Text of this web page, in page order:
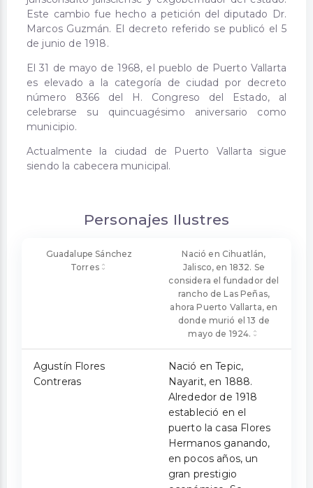
Este cambio fue hecho a petición del diputado Dr.
Marcos Guzmán. El decreto referido se publicó el 5
de junio de 1918.
El 31 de mayo de 1968, el pueblo de Puerto Vallarta
es elevado a la categoría de ciudad por decreto
número 8366 del H. Congreso del Estado, al
celebrarse su quincuagésimo aniversario como
municipio.
Actualmente la ciudad de Puerto Vallarta sigue
siendo la cabecera municipal.
Personajes Ilustres
Guadalupe Sánchez
Torres
Nació en Cihuatlán,
Jalisco, en 1832. Se
considera el fundador del
rancho de Las Peñas,
ahora Puerto Vallarta, en
donde murió el 13 de
mayo de 1924.
Agustín Flores
Contreras
Nació en Tepic,
Nayarit, en 1888.
Alrededor de 1918
estableció en el
puerto la casa Flores
Hermanos ganando,
en pocos años, un
gran prestigio